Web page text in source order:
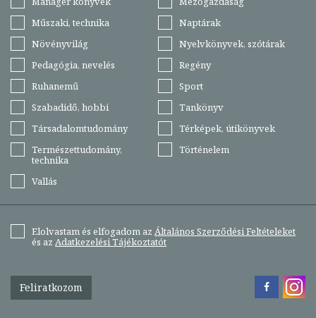
Műszaki, technika
Naptárak
Növényvilág
Nyelvkönyvek, szótárak
Pedagógia, nevelés
Regény
Ruhanemű
Sport
Szabadidő, hobbi
Tankönyv
Társadalomtudomány
Térképek, útikönyvek
Természettudomány,
technika
Történelem
Vallás
Elolvastam és elfogadom az Általános Szerződési Feltételeket
és az Adatkezelési Tájékoztatót
Feliratkozom